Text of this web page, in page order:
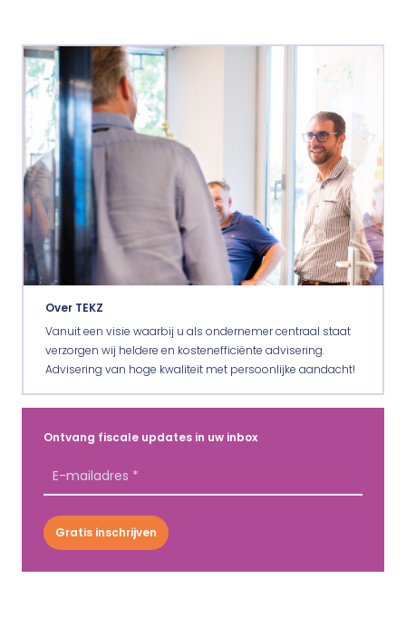
Over TEKZ
Vanuit een visie waarbij u als ondernemer centraal staat
verzorgen wij heldere en kostenefficiënte advisering.
Advisering van hoge kwaliteit met persoonlijke aandacht!
Ontvang fiscale updates in uw inbox
Gratis inschrijven